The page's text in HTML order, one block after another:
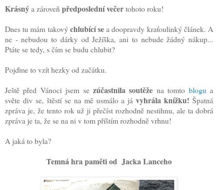
Krásnýa zároveň předposlední večertohoto roku!
Dnes tu mám takovýchlubící sea doopravdy kraťoulinký článek. A
ne - nebudou to dárky od Ježíška, ani to nebude žádný nákup...
Ptáte se tedy, s čím se budu chlubit?
Pojďme to vzít hezky od začátku.
Ještě před Vánoci jsem se zúčastnila soutěže na tomto blogu a
světe div se, štěstí se na mě usmálo a já vyhrála knížku! Špatná
zpráva je, že tento rok už ji přečíst rozhodně nestihnu, ale ta dobrá
zpráva je ta, že se na ni v tom příštím rozhodně vrhnu!
A jaká to byla?
Temná hra paměti od Jacka Lanceho